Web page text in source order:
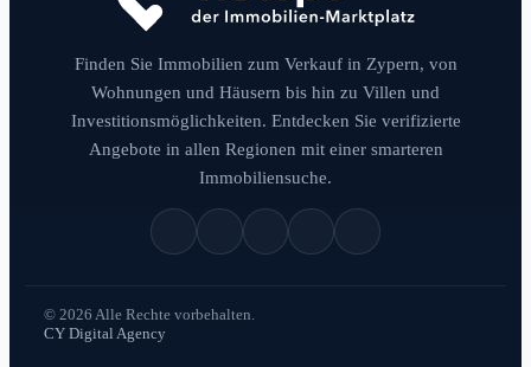
Finden Sie Immobilien zum Verkauf in Zypern, von
Wohnungen und Häusern bis hin zu Villen und
Investitionsmöglichkeiten. Entdecken Sie verifizierte
Angebote in allen Regionen mit einer smarteren
Immobiliensuche.
© 2026 Alle Rechte vorbehalten.
CY Digital Agency